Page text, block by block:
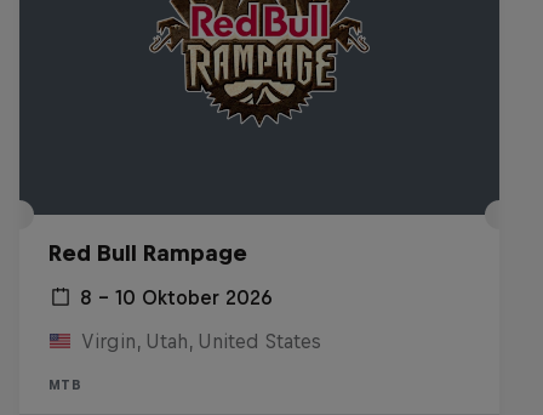
Red Bull Rampage
8 – 10 Oktober 2026
Virgin, Utah, United States
MTB